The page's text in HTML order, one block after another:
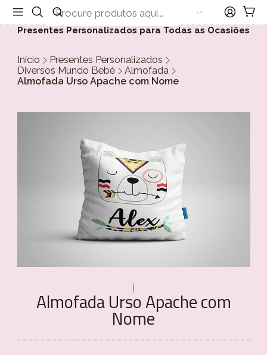
Presentes Personalizados para Todas as Ocasiões
Início
Presentes Personalizados
Diversos Mundo Bebé
Almofada
Almofada Urso Apache com Nome
Almofada Urso Apache com
Nome